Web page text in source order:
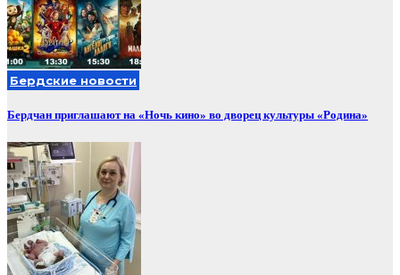
Бердские новости
Бердчан приглашают на «Ночь кино» во дворец культуры «Родина»